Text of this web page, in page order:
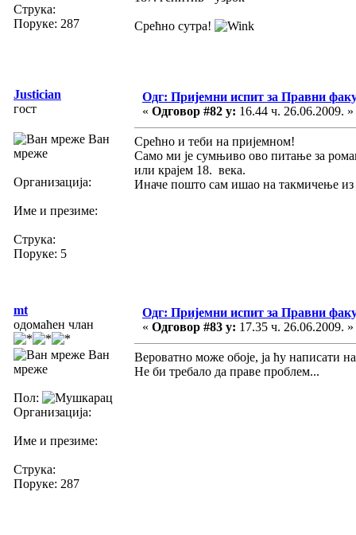
Струка:
Поруке: 287
Срећно сутра!
Justician
гост
Ван
мреже
Организација:
Име и презиме:
Струка:
Поруке: 5
Одг: Пријемни испит за Правни
« Одговор #82 у: 16.44 ч. 26.06.2009. »
Срећно и теби на пријемном!
Само ми је сумњиво ово питање за
или крајем 18. века.
Иначе пошто сам ишао на такмичење из
mt
одомаћен члан
Ван
мреже
Пол:
Организација:
Име и презиме:
Струка:
Поруке: 287
Одг: Пријемни испит за Правни
« Одговор #83 у: 17.35 ч. 26.06.2009. »
Вероватно може обоје, ја ћу написати
Не би требало да праве проблем...